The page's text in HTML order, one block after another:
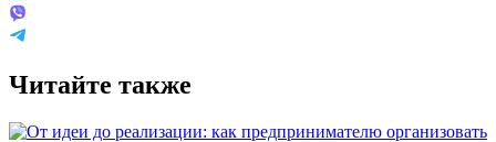
Читайте также